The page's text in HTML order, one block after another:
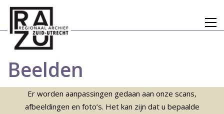
Beelden
Er worden aanpassingen gedaan aan onze scans,
afbeeldingen en foto’s. Het kan zijn dat u bepaalde